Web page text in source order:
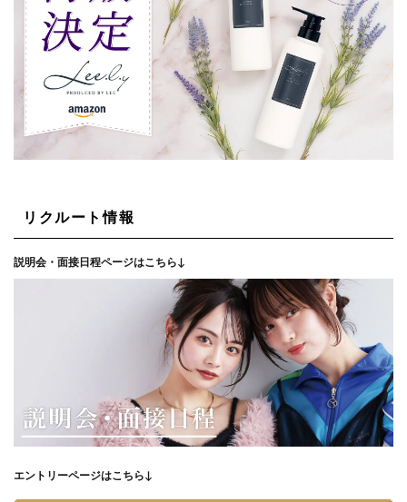
リクルート情報
説明会・面接日程ページはこちら↓
エントリーページはこちら↓